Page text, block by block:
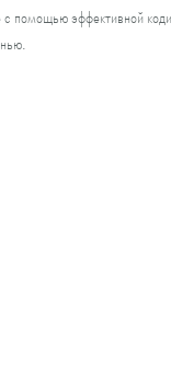
с помощью эффективной